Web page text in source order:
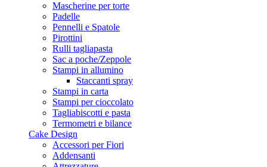
Mascherine per torte
Padelle
Pennelli e Spatole
Pirottini
Rulli tagliapasta
Sac a poche/Zeppole
Stampi in allumino
Staccanti spray
Stampi in carta
Stampi per cioccolato
Tagliabiscotti e pasta
Termometri e bilance
Cake Design
Accessori per Fiori
Addensanti